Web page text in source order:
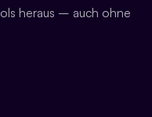
heraus – auch ohne